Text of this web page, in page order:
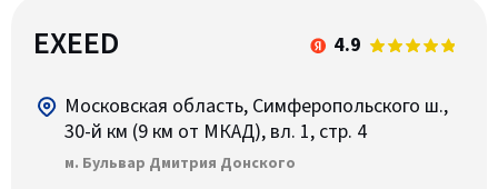
EXEED 4.9
Московская область, Симферопольского ш.,
30-й км (9 км от МКАД), вл. 1, стр. 4
м. Бульвар Дмитрия Донского